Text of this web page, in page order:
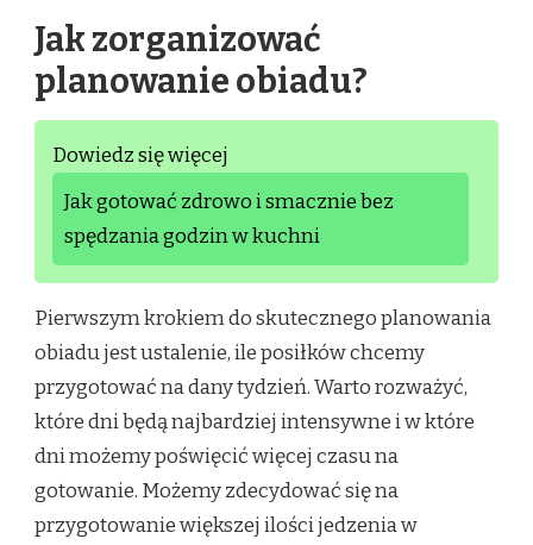
Jak zorganizować
planowanie obiadu?
Dowiedz się więcej
Jak gotować zdrowo i smacznie bez
spędzania godzin w kuchni
Pierwszym krokiem do skutecznego planowania
obiadu jest ustalenie, ile posiłków chcemy
przygotować na dany tydzień. Warto rozważyć,
które dni będą najbardziej intensywne i w które
dni możemy poświęcić więcej czasu na
gotowanie. Możemy zdecydować się na
przygotowanie większej ilości jedzenia w